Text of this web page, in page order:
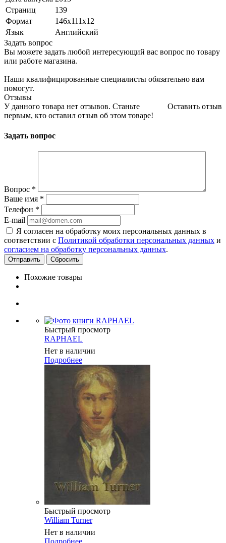
Страниц
139
Формат
146x111x12
Язык
Английский
Задать вопрос
Вы можете задать любой интересующий вас вопрос по товару
или работе магазина.
Наши квалифицированные специалисты обязательно вам
помогут.
Отзывы
Оставить отзыв
У данного товара нет отзывов. Станьте
первым, кто оставил отзыв об этом товаре!
Задать вопрос
Вопрос *
Ваше имя *
Телефон *
E-mail
Я согласен на обработку моих персональных данных в
соответствии с Политикой обработки персональных данных и
согласием на обработку персональных данных.
Сбросить
Похожие товары
Быстрый просмотр
RAPHAEL
Нет в наличии
Подробнее
Быстрый просмотр
William Turner
Нет в наличии
Подробнее